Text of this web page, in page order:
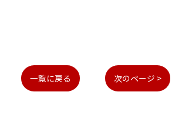
一覧に戻る 次のページ >